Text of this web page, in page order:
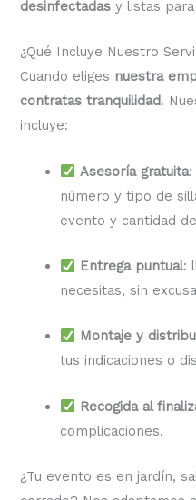
desinfectadas y listas
¿Qué Incluye Nuestro
Cuando eliges nuestra
contratas tranquilidad.
incluye:
Asesoría gratuita:
número y tipo de
evento y cantidad
Entrega puntual:
necesitas, sin
Montaje y
tus indicaciones o
Recogida al
complicaciones.
¿Tu evento es en jardín,